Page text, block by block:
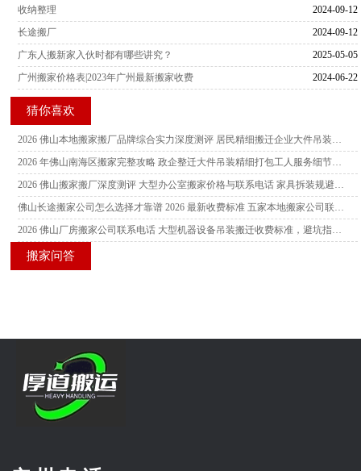
2024-09-12
收纳整理
2024-09-12
长途搬厂
2025-05-05
广东人搬新家入伙时都有哪些讲究？
2024-06-22
广州搬家价格表|2023年广州最新搬家收费
猜你喜欢
搬家问答